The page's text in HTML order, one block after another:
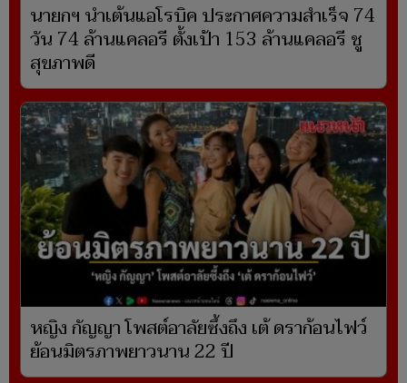
นายกฯ นำเต้นแอโรบิค ประกาศความสำเร็จ 74
วัน 74 ล้านแคลอรี ตั้งเป้า 153 ล้านแคลอรี ชู
สุขภาพดี
หญิง กัญญา โพสต์อาลัยซึ้งถึง เต้ ดราก้อนไฟว์
ย้อนมิตรภาพยาวนาน 22 ปี